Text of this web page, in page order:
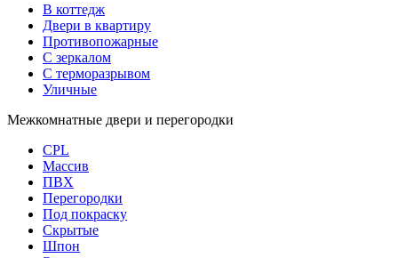
В коттедж
Двери в квартиру
Противопожарные
С зеркалом
С терморазрывом
Уличные
Межкомнатные двери и перегородки
CPL
Массив
ПВХ
Перегородки
Под покраску
Скрытые
Шпон